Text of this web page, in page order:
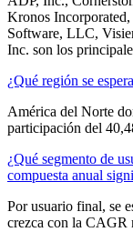
Kronos
Software, LLC,
Inc. son los
¿Qué región se
América del Norte
participación del
¿Qué segmento de
compuesta anual
Por usuario final, se
crezca con la CAGR